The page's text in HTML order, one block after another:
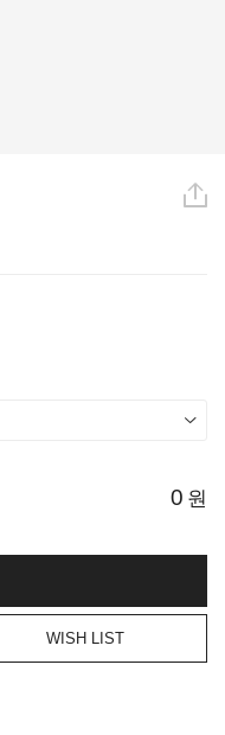
0 원
WISH LIST